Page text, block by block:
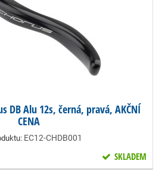
DB Alu 12s, černá, pravá, AKČNÍ
CENA
EC12-CHDB001
SKLADEM